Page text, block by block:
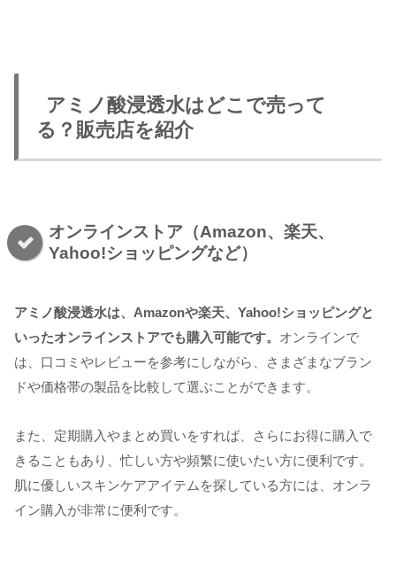
アミノ酸浸透水はどこで売って
る？販売店を紹介
オンラインストア（Amazon、楽天、
Yahoo!ショッピングなど）
アミノ酸浸透水は、Amazonや楽天、Yahoo!ショッピングと
いったオンラインストアでも購入可能です。 オンラインで
は、口コミやレビューを参考にしながら、さまざまなブラン
ドや価格帯の製品を比較して選ぶことができます。
また、定期購入やまとめ買いをすれば、さらにお得に購入で
きることもあり、忙しい方や頻繁に使いたい方に便利です。
肌に優しいスキンケアアイテムを探している方には、オンラ
イン購入が非常に便利です。